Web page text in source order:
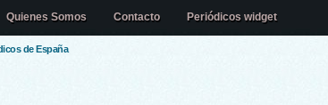
de España
Quienes Somos Contacto Periódicos widget